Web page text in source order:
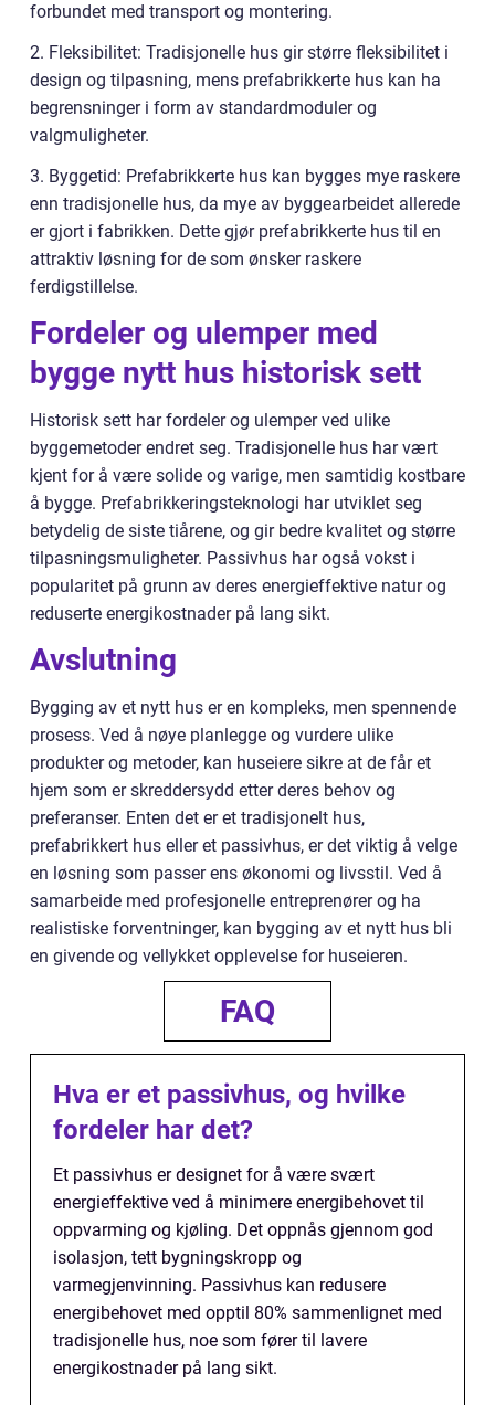
forbundet med transport og montering.
2. Fleksibilitet: Tradisjonelle hus gir større fleksibilitet i
design og tilpasning, mens prefabrikkerte hus kan ha
begrensninger i form av standardmoduler og
valgmuligheter.
3. Byggetid: Prefabrikkerte hus kan bygges mye raskere
enn tradisjonelle hus, da mye av byggearbeidet allerede
er gjort i fabrikken. Dette gjør prefabrikkerte hus til en
attraktiv løsning for de som ønsker raskere
ferdigstillelse.
Fordeler og ulemper med
bygge nytt hus historisk sett
Historisk sett har fordeler og ulemper ved ulike
byggemetoder endret seg. Tradisjonelle hus har vært
kjent for å være solide og varige, men samtidig kostbare
å bygge. Prefabrikkeringsteknologi har utviklet seg
betydelig de siste tiårene, og gir bedre kvalitet og større
tilpasningsmuligheter. Passivhus har også vokst i
popularitet på grunn av deres energieffektive natur og
reduserte energikostnader på lang sikt.
Avslutning
Bygging av et nytt hus er en kompleks, men spennende
prosess. Ved å nøye planlegge og vurdere ulike
produkter og metoder, kan huseiere sikre at de får et
hjem som er skreddersydd etter deres behov og
preferanser. Enten det er et tradisjonelt hus,
prefabrikkert hus eller et passivhus, er det viktig å velge
en løsning som passer ens økonomi og livsstil. Ved å
samarbeide med profesjonelle entreprenører og ha
realistiske forventninger, kan bygging av et nytt hus bli
en givende og vellykket opplevelse for huseieren.
FAQ
Hva er et passivhus, og hvilke
fordeler har det?
Et passivhus er designet for å være svært
energieffektive ved å minimere energibehovet til
oppvarming og kjøling. Det oppnås gjennom god
isolasjon, tett bygningskropp og
varmegjenvinning. Passivhus kan redusere
energibehovet med opptil 80% sammenlignet med
tradisjonelle hus, noe som fører til lavere
energikostnader på lang sikt.